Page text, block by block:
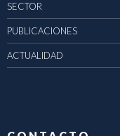
SECTOR
PUBLICACIONES
ACTUALIDAD